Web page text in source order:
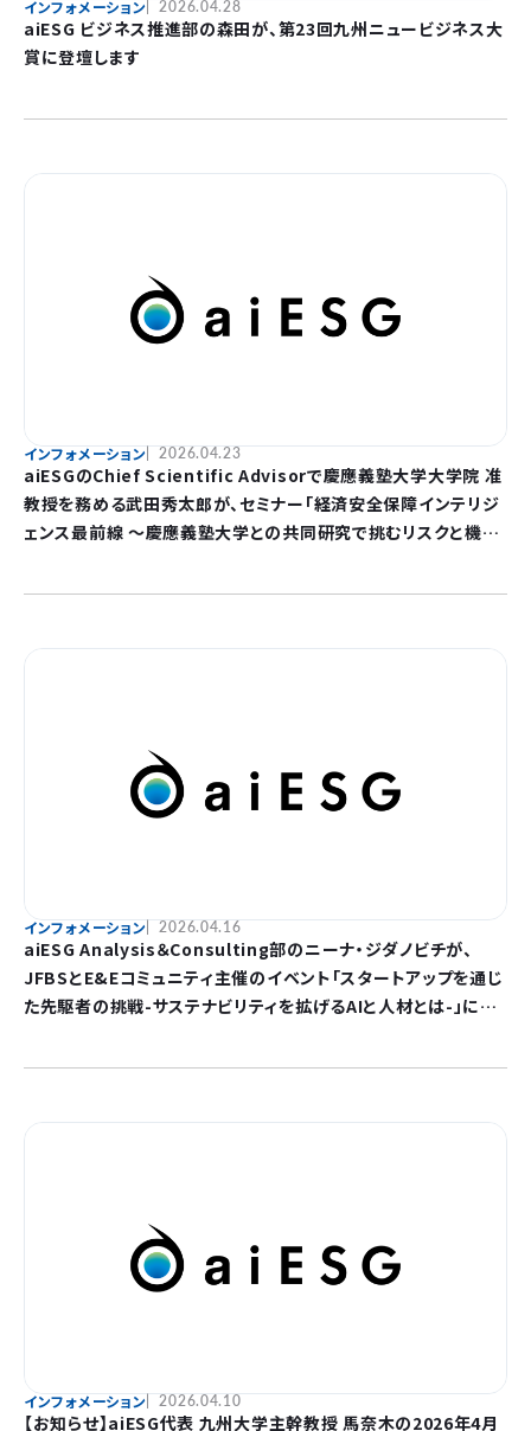
インフォメーション 2026.04.28
aiESG ビジネス推進部の森田が、第23回九州ニュービジネス大
賞に登壇します
インフォメーション 2026.04.23
aiESGのChief Scientific Advisorで慶應義塾大学大学院 准
教授を務める武田秀太郎が、セミナー「経済安全保障インテリジ
ェンス最前線 ～慶應義塾大学との共同研究で挑むリスクと機
インフォメーション 2026.04.16
aiESG Analysis＆Consulting部のニーナ・ジダノビチが、
JFBSとE&Eコミュニティ主催のイベント「スタートアップを通じ
た先駆者の挑戦-サステナビリティを拡げるAIと人材とは-」に登
インフォメーション 2026.04.10
【お知らせ】aiESG代表 九州大学主幹教授 馬奈木の2026年4月